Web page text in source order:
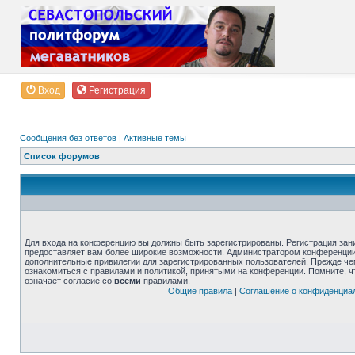
Вход Регистрация
Сообщения без ответов | Активные темы
Список форумов
Для входа на конференцию вы должны быть зарегистрированы. Регистрация
предоставляет вам более широкие возможности. Администратором
дополнительные привилегии для зарегистрированных пользователей. Прежде
ознакомиться с правилами и политикой, принятыми на конференции. Помните,
означает согласие со всеми правилами.
Общие правила| Соглашение о